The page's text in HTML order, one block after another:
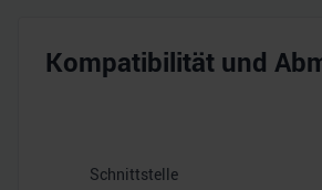
Kompatibilität und
Schnittstelle